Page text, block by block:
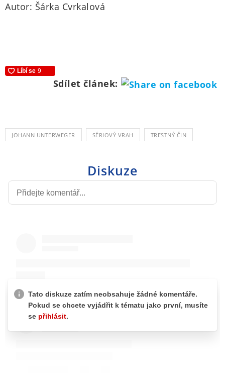
Autor: Šárka Cvrkalová
Sdílet článek:
JOHANN UNTERWEGER SÉRIOVÝ VRAH TRESTNÝ ČIN
Diskuze